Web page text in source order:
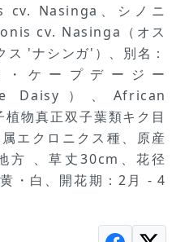
cv. Nasinga、シノニ
cv. Nasinga（オス
ス 'ナシンガ'）、別名：
ケープデージー
Daisy）、African
物真正双子葉類キク目
エクロニクス種、原産
方 、草丈30cm、花径
・白、開花期：2月 - 4